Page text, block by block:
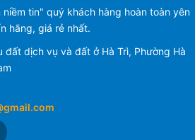
tin" quý khách hàng hoàn toàn yên
hãng, giá rẻ nhất.
đất dịch vụ và đất ở Hà Trì, Phường Hà